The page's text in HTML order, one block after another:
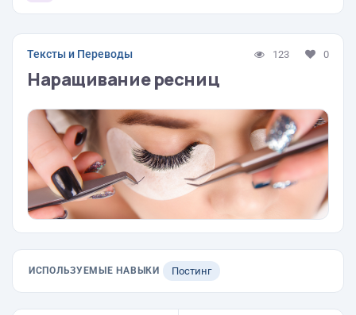
Тексты и Переводы 123 0
Наращивание ресниц
ИСПОЛЬЗУЕМЫЕ НАВЫКИ Постинг